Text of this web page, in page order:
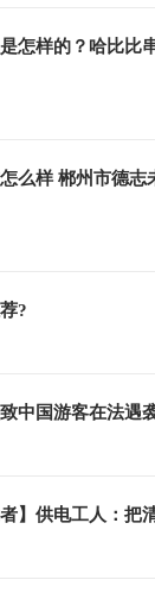
怎样的？哈比比
么样 郴州市德志
?
中国游客在法遇
】供电工人：把